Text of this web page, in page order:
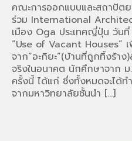
คณะการออกแบบและสถาปัต
ร่วม International
เมือง Oga ประเทศญี่ปุ่น วัน
“Use of Vacant Houses” เ
จาก“อะกิยะ”(บ้านที่ถูกทิ้งร้า
จริงในอนาคต นักศึกษาจาก ม
ครั้งนี้ ได้แก่ ซึ่งทั้งหมดจะได้
จากมหาวิทยาลัยชั้นนำ […]